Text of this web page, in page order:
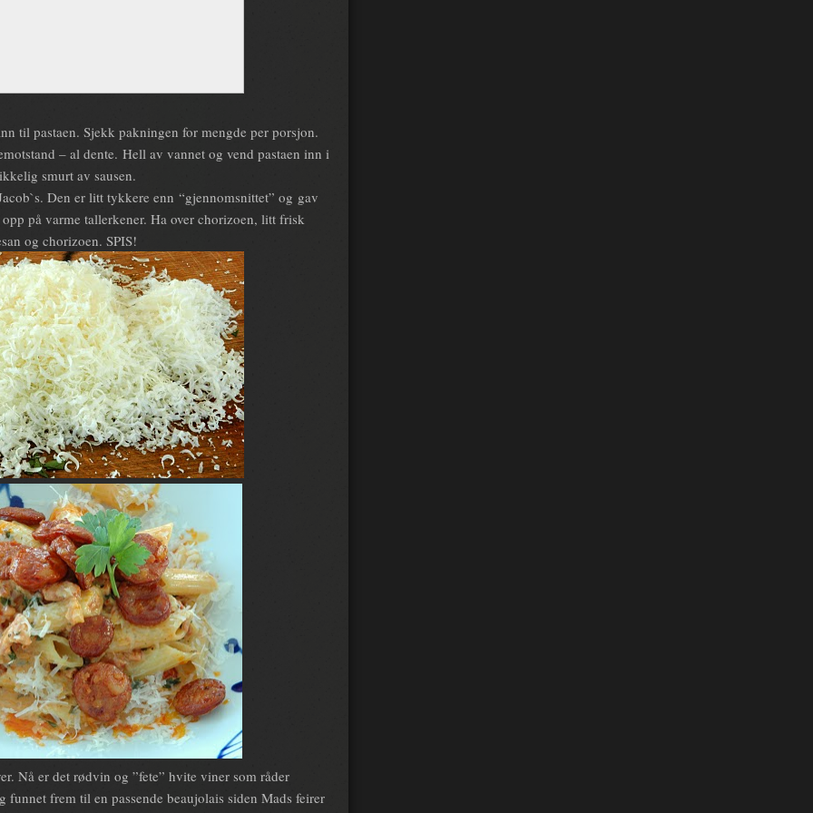
til pastaen. Sjekk pakningen for mengde per porsjon.
– al dente. Hell av vannet og vend pastaen inn i
smurt av sausen.
Den er litt tykkere enn “gjennomsnittet” og gav
på varme tallerkener. Ha over chorizoen, litt frisk
og chorizoen. SPIS!
Nå er det rødvin og ”fete” hvite viner som råder
funnet frem til en passende beaujolais siden Mads feirer